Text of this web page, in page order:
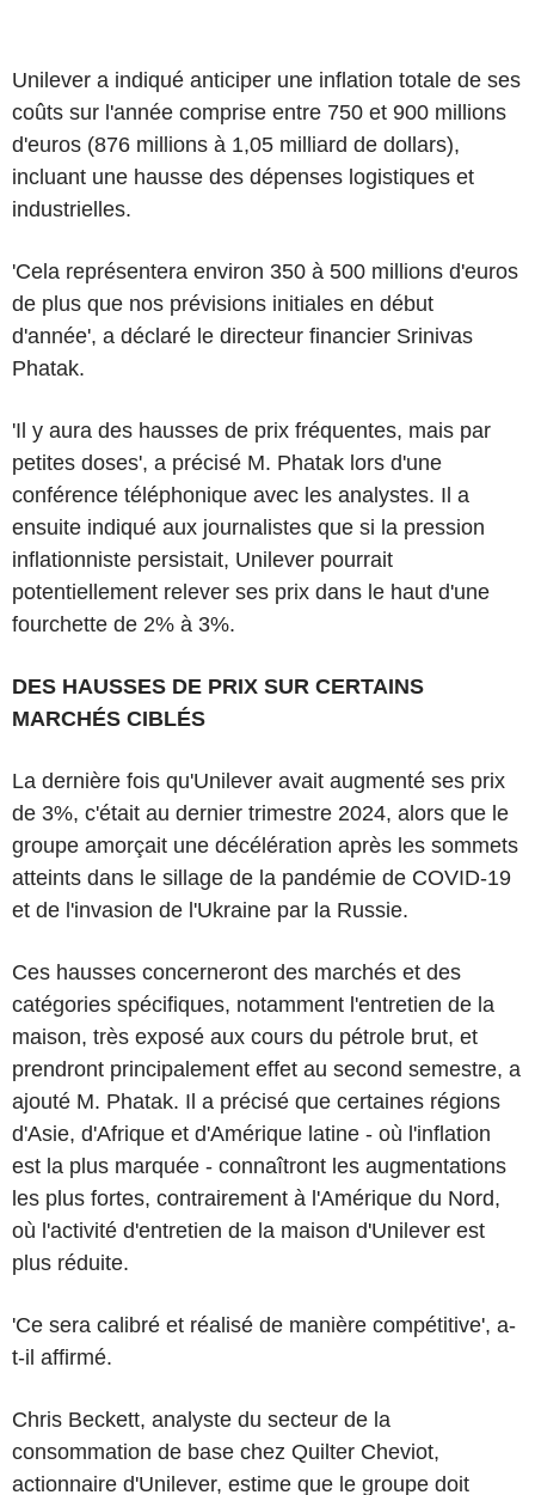
Unilever a indiqué anticiper une inflation totale de ses
coûts sur l'année comprise entre 750 et 900 millions
d'euros (876 millions à 1,05 milliard de dollars),
incluant une hausse des dépenses logistiques et
industrielles.
'Cela représentera environ 350 à 500 millions d'euros
de plus que nos prévisions initiales en début
d'année', a déclaré le directeur financier Srinivas
Phatak.
'Il y aura des hausses de prix fréquentes, mais par
petites doses', a précisé M. Phatak lors d'une
conférence téléphonique avec les analystes. Il a
ensuite indiqué aux journalistes que si la pression
inflationniste persistait, Unilever pourrait
potentiellement relever ses prix dans le haut d'une
fourchette de 2% à 3%.
DES HAUSSES DE PRIX SUR CERTAINS
MARCHÉS CIBLÉS
La dernière fois qu'Unilever avait augmenté ses prix
de 3%, c'était au dernier trimestre 2024, alors que le
groupe amorçait une décélération après les sommets
atteints dans le sillage de la pandémie de COVID-19
et de l'invasion de l'Ukraine par la Russie.
Ces hausses concerneront des marchés et des
catégories spécifiques, notamment l'entretien de la
maison, très exposé aux cours du pétrole brut, et
prendront principalement effet au second semestre, a
ajouté M. Phatak. Il a précisé que certaines régions
d'Asie, d'Afrique et d'Amérique latine - où l'inflation
est la plus marquée - connaîtront les augmentations
les plus fortes, contrairement à l'Amérique du Nord,
où l'activité d'entretien de la maison d'Unilever est
plus réduite.
'Ce sera calibré et réalisé de manière compétitive', a-
t-il affirmé.
Chris Beckett, analyste du secteur de la
consommation de base chez Quilter Cheviot,
actionnaire d'Unilever, estime que le groupe doit